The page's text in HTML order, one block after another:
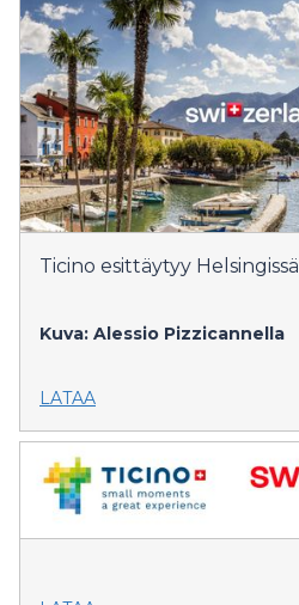
Ticino esittäytyy
Kuva: Alessio Pizzicannella
LATAA